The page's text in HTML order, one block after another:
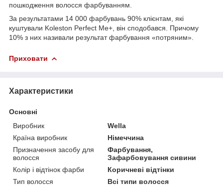
пошкодження волосся фарбуванням.
За результатами 14 000 фарбувань 90% клієнтам, які
куштували Koleston Perfect Me+, він сподобався. Причому
10% з них називали результат фарбування «потряним».
Приховати
Характеристики
Основні
Виробник
Wella
Країна виробник
Німеччина
Призначення засобу для
волосся
Фарбування,
Зафарбовування сивини
Колір і відтінок фарби
Коричневі відтінки
Тип волосся
Всі типи волосся